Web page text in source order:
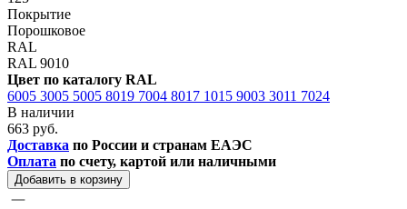
Покрытие
Порошковое
RAL
RAL 9010
Цвет по каталогу RAL
6005 3005 5005 8019 7004 8017 1015 9003 3011 7024
В наличии
663 руб.
Доставка по России и странам ЕАЭС
Оплата по счету, картой или наличными
Добавить в корзину